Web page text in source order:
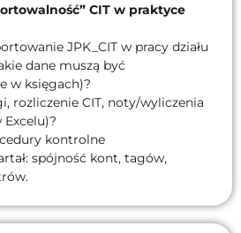
CIT w praktyce
JPK_CIT w pracy działu
dane muszą być
w księgach)?
rozliczenie CIT, noty/wyliczenia
Excelu)?
kontrolne
spójność kont, tagów,